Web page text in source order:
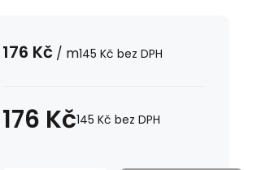
176 Kč / m145 Kč bez DPH
176 Kč145 Kč bez DPH